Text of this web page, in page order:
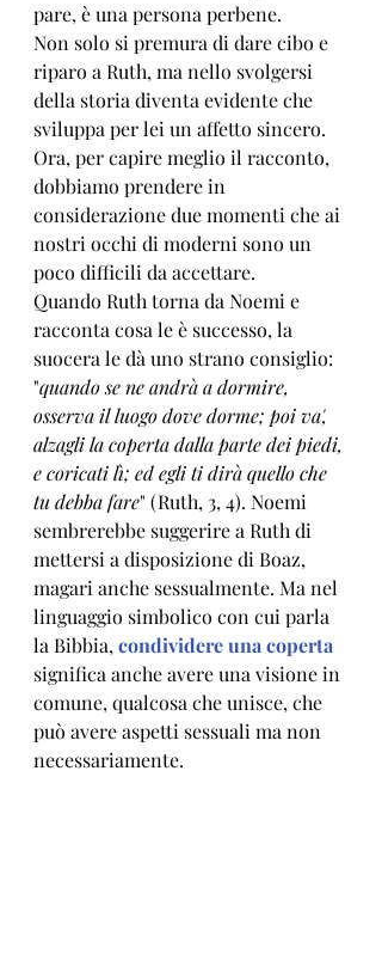
pare, è una persona perbene.
Non solo si premura di dare cibo e
riparo a Ruth, ma nello svolgersi
della storia diventa evidente che
sviluppa per lei un affetto sincero.
Ora, per capire meglio il racconto,
dobbiamo prendere in
considerazione due momenti che ai
nostri occhi di moderni sono un
poco difficili da accettare.
Quando Ruth torna da Noemi e
racconta cosa le è successo, la
suocera le dà uno strano consiglio:
"quando se ne andrà a dormire,
osserva il luogo dove dorme; poi va',
alzagli la coperta dalla parte dei piedi,
e coricati lì; ed egli ti dirà quello che
tu debba fare" (Ruth, 3, 4). Noemi
sembrerebbe suggerire a Ruth di
mettersi a disposizione di Boaz,
magari anche sessualmente. Ma nel
linguaggio simbolico con cui parla
la Bibbia, condividere una coperta
significa anche avere una visione in
comune, qualcosa che unisce, che
può avere aspetti sessuali ma non
necessariamente.